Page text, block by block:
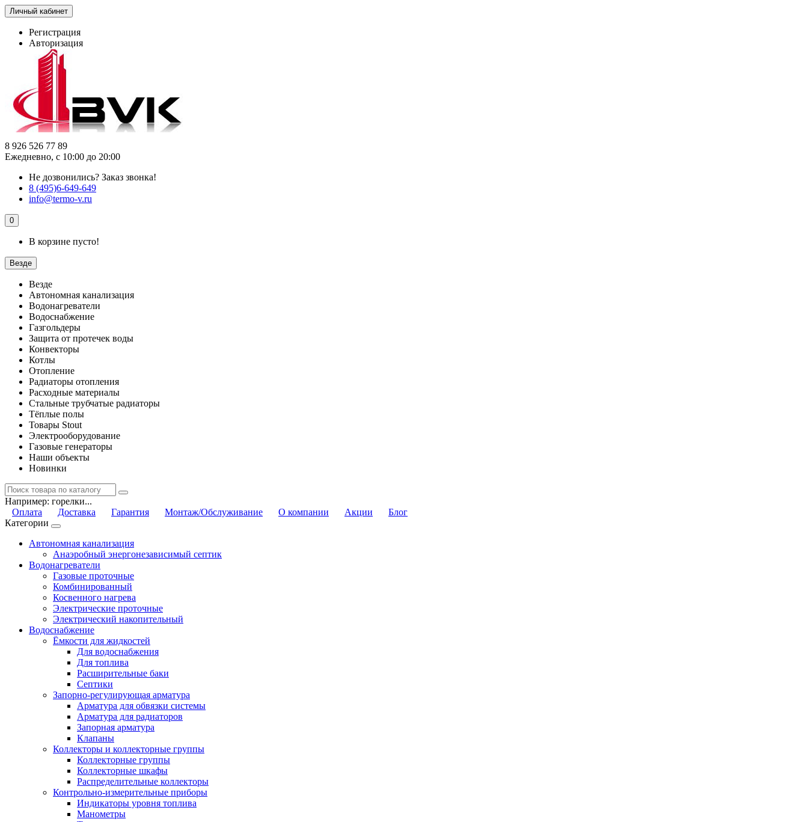
Личный кабинет
Регистрация
Авторизация
8 926 526 77 89
Ежедневно, с 10:00 до 20:00
Не дозвонились? Заказ звонка!
8 (495)6-649-649
info@termo-v.ru
0
В корзине пусто!
Везде
Везде
Автономная канализация
Водонагреватели
Водоснабжение
Газгольдеры
Защита от протечек воды
Конвекторы
Котлы
Отопление
Радиаторы отопления
Расходные материалы
Стальные трубчатые радиаторы
Тёплые полы
Товары Stout
Электрооборудование
Газовые генераторы
Наши объекты
Новинки
Например: горелки...
Оплата
Доставка Гарантия Монтаж/Обслуживание О компании Акции
Блог
Категории
Автономная канализация
Анаэробный энергонезависимый септик
Водонагреватели
Газовые проточные
Комбинированный
Косвенного нагрева
Электрические проточные
Электрический накопительный
Водоснабжение
Ёмкости для жидкостей
Для водоснабжения
Для топлива
Расширительные баки
Септики
Запорно-регулирующая арматура
Арматура для обвязки системы
Арматура для радиаторов
Запорная арматура
Клапаны
Коллекторы и коллекторные группы
Коллекторные группы
Коллекторные шкафы
Распределительные коллекторы
Контрольно-измерительные приборы
Индикаторы уровня топлива
Манометры